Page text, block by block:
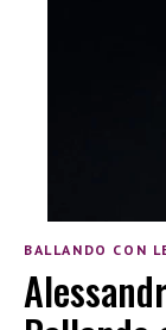
BALLANDO CON